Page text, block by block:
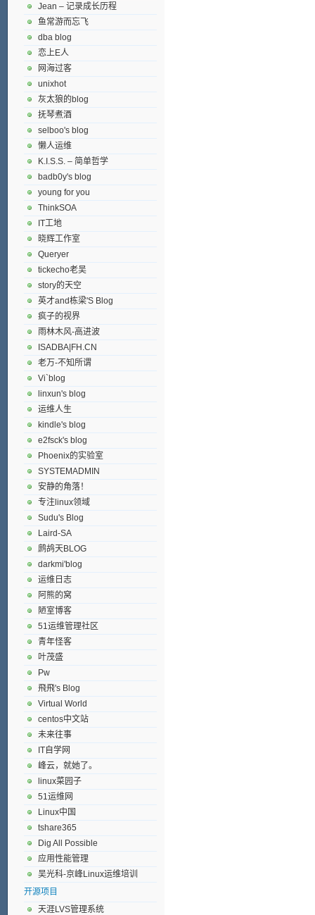
Jean – 记录成长历程
鱼常游而忘飞
dba blog
恋上E人
网海过客
unixhot
灰太狼的blog
抚琴煮酒
selboo's blog
懒人运维
K.I.S.S. – 简单哲学
badb0y's blog
young for you
ThinkSOA
IT工地
晓辉工作室
Queryer
tickecho老吴
story的天空
英才and栋梁'S Blog
疯子的视界
雨林木风-高进波
ISADBA|FH.CN
老万-不知所谓
Vi`blog
linxun's blog
运维人生
kindle's blog
e2fsck's blog
Phoenix的实验室
SYSTEMADMIN
安静的角落！
专注linux领域
Sudu's Blog
Laird-SA
鹧鸪天BLOG
darkmi'blog
运维日志
阿熊的窝
陋室博客
51运维管理社区
青年怪客
叶茂盛
Pw
飛飛's Blog
Virtual World
centos中文站
未来往事
IT自学网
峰云，就她了。
linux菜园子
51运维网
Linux中国
tshare365
Dig All Possible
应用性能管理
吴光科-京峰Linux运维培训
开源项目
天涯LVS管理系统